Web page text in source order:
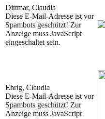
Dittmar, Claudia
Diese E-Mail-Adresse ist vor
Spambots geschützt! Zur
Anzeige muss JavaScript
eingeschaltet sein.
Ehrig, Claudia
Diese E-Mail-Adresse ist vor
Spambots geschützt! Zur
Anzeige muss JavaScript